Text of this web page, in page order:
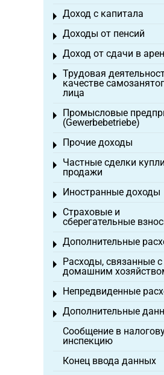
Доход с капитала
Toggle menu
Доходы от пенсий
Toggle menu
Доход от сдачи в
Toggle menu
Трудовая
качестве
лица
Toggle menu
Промысловые
(Gewerbebetriebe)
Toggle menu
Прочие доходы
Toggle menu
Частные сделки
продажи
Toggle menu
Иностранные доходы
Toggle menu
Страховые и
сберегательные
Toggle menu
Дополнительные
Toggle menu
Расходы, связанные с
домашним
Toggle menu
Непредвиденные
Toggle menu
Дополнительные
Toggle menu
Сообщение в
инспекцию
Конец ввода данных